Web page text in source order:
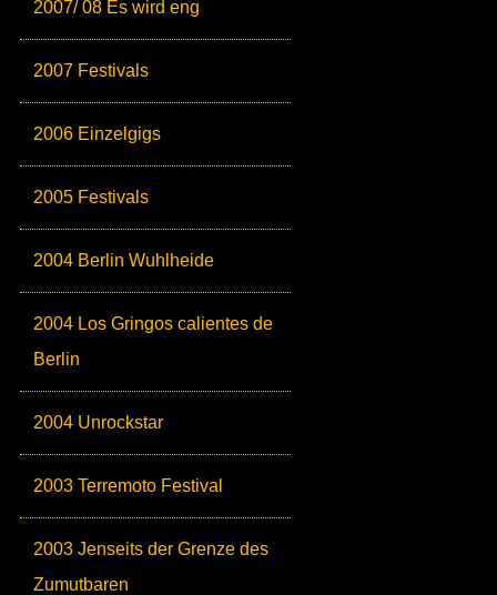
2007/ 08 Es wird eng
2007 Festivals
2006 Einzelgigs
2005 Festivals
2004 Berlin Wuhlheide
2004 Los Gringos calientes de
Berlin
2004 Unrockstar
2003 Terremoto Festival
2003 Jenseits der Grenze des
Zumutbaren